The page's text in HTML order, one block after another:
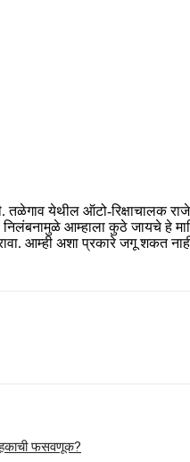
तळेगाव येथील ऑटो-
आम्हाला कुठे जायचे हे
आम्ही अशा प्रकारे जगू शकत
फसवणूक?